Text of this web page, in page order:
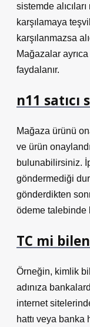
sistemde
karşılamaya
karşılanmazsa
Mağazalar
faydalanır.
n11
Mağaza ürünü
ve ürün
bulunabilirsiniz.
göndermediği
gönderdikten
ödeme talebinde
TC mi
Örneğin, kimlik
adınıza
internet
hattı veya banka